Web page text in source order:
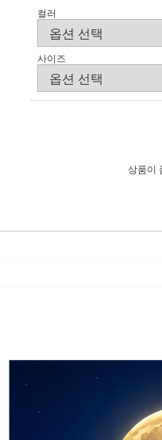
컬러
사이즈
상품이